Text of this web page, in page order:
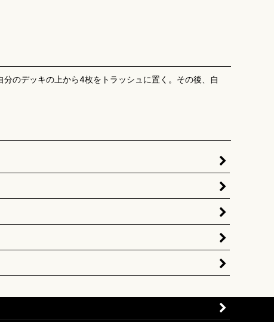
のデッキの上から4枚をトラッシュに置く。その後、自